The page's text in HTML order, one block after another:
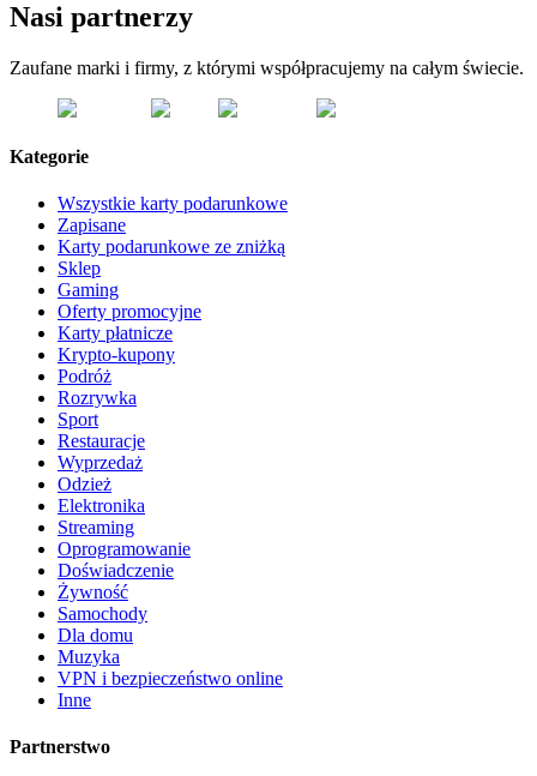
Nasi partnerzy
Zaufane marki i firmy, z którymi współpracujemy na całym świecie.
Kategorie
Wszystkie karty podarunkowe
Zapisane
Karty podarunkowe ze zniżką
Sklep
Gaming
Oferty promocyjne
Karty płatnicze
Krypto-kupony
Podróż
Rozrywka
Sport
Restauracje
Wyprzedaż
Odzież
Elektronika
Streaming
Oprogramowanie
Doświadczenie
Żywność
Samochody
Dla domu
Muzyka
VPN i bezpieczeństwo online
Inne
Partnerstwo